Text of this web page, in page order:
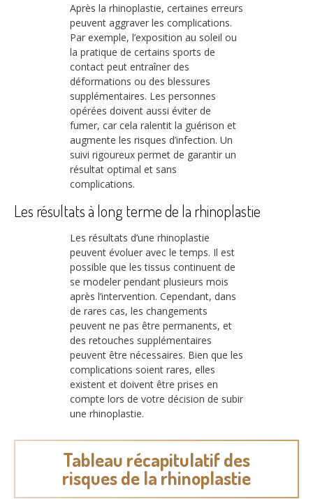
Après la rhinoplastie, certaines erreurs
peuvent aggraver les complications.
Par exemple, l’exposition au soleil ou
la pratique de certains sports de
contact peut entraîner des
déformations ou des blessures
supplémentaires. Les personnes
opérées doivent aussi éviter de
fumer, car cela ralentit la guérison et
augmente les risques d’infection. Un
suivi rigoureux permet de garantir un
résultat optimal et sans
complications.
Les résultats à long terme de la rhinoplastie
Les résultats d’une rhinoplastie
peuvent évoluer avec le temps. Il est
possible que les tissus continuent de
se modeler pendant plusieurs mois
après l’intervention. Cependant, dans
de rares cas, les changements
peuvent ne pas être permanents, et
des retouches supplémentaires
peuvent être nécessaires. Bien que les
complications soient rares, elles
existent et doivent être prises en
compte lors de votre décision de subir
une rhinoplastie.
Tableau récapitulatif des
risques de la rhinoplastie